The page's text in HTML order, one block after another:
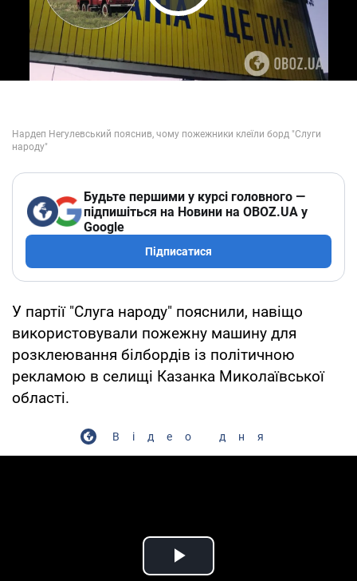
Play Video
Будьте першими у курсі головного —
підпишіться на Новини на OBOZ.UA у
Google
Підписатися
У партії "Слуга народу" пояснили, навіщо
використовували пожежну машину для
розклеювання білбордів із політичною
рекламою в селищі Казанка Миколаївської
області.
Відео дня
Play Video